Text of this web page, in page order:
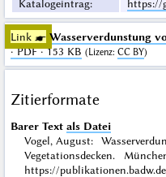
Katalogeintrag: https://
Link ☛ Wasserverdunstung
· PDF · 153 KB (Lizenz: CC BY)
Zitierformate
Barer Text als Datei
Vogel, August:
Vegetationsdecken.
https://